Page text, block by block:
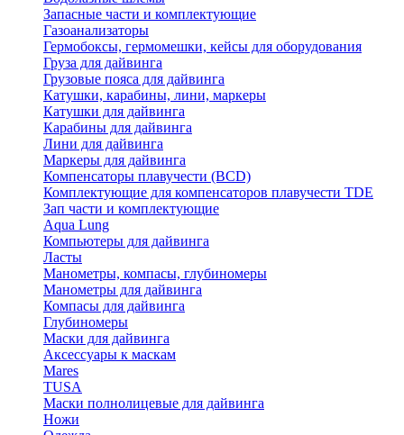
Запасные части и комплектующие
Газоанализаторы
Гермобоксы, гермомешки, кейсы для оборудования
Груза для дайвинга
Грузовые пояса для дайвинга
Катушки, карабины, лини, маркеры
Катушки для дайвинга
Карабины для дайвинга
Лини для дайвинга
Маркеры для дайвинга
Компенсаторы плавучести (BCD)
Комплектующие для компенсаторов плавучести TDE
Зап части и комплектующие
Aqua Lung
Компьютеры для дайвинга
Ласты
Манометры, компасы, глубиномеры
Манометры для дайвинга
Компасы для дайвинга
Глубиномеры
Маски для дайвинга
Аксессуары к маскам
Mares
TUSA
Маски полнолицевые для дайвинга
Ножи